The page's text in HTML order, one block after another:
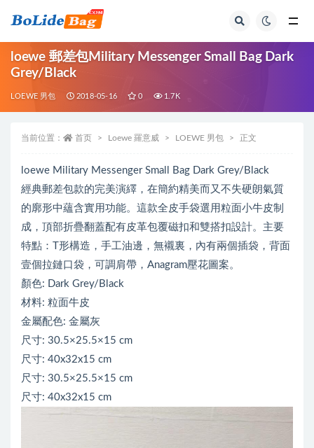
loewe 郵差包Military Messenger Small Bag Dark
Grey/Black
LOEWE 男包 2018-05-16 0 1.7K
当前位置： 首页 Loewe 羅意威 LOEWE 男包 正文
loewe Military Messenger Small Bag Dark Grey/Black
經典郵差包款的完美演繹，在簡約精美而又不失硬朗氣質
的廓形中蘊含實用功能。這款全皮手袋選用粒面小牛皮制
成，頂部折疊翻蓋配有皮革包覆磁扣和雙搭扣設計。主要
特點：T形構造，手工油邊，無襯裏，內有兩個插袋，背面
壹個拉鏈口袋，可調肩帶，Anagram壓花圖案。
顏色: Dark Grey/Black
材料: 粒面牛皮
金屬配色: 金屬灰
尺寸: 30.5×25.5×15 cm
尺寸: 40x32x15 cm
尺寸: 30.5×25.5×15 cm
尺寸: 40x32x15 cm